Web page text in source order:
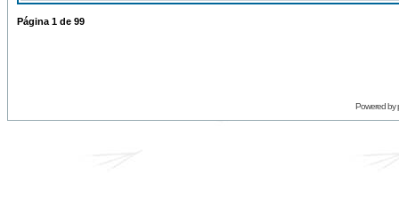
Página 1 de 99
Powered by